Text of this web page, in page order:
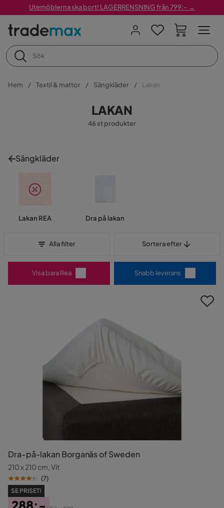
Utemöblerna ska bort! LAGERRENSNING från 799:– →
Hem Textil & mattor Sängkläder Lakan
LAKAN
46 st produkter
Sängkläder
Lakan REA Dra på lakan
Alla filter Sortera efter
Visa bara Rea Snabb leverans
Dra-på-lakan Borganäs of Sweden
210 x 210 cm, Vit
(7)
SE PRISET!
288:-